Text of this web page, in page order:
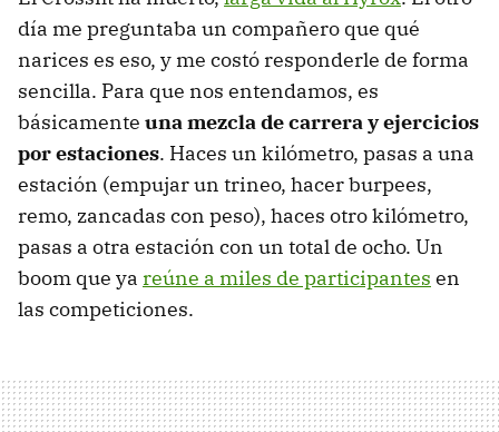
día me preguntaba un compañero que qué
narices es eso, y me costó responderle de forma
sencilla. Para que nos entendamos, es
básicamente una mezcla de carrera y ejercicios
por estaciones. Haces un kilómetro, pasas a una
estación (empujar un trineo, hacer burpees,
remo, zancadas con peso), haces otro kilómetro,
pasas a otra estación con un total de ocho. Un
boom que ya reúne a miles de participantes en
las competiciones.